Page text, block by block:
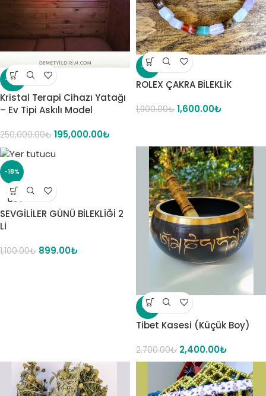
-22%
Kristal Terapi Cihazı Yatağı
– Ev Tipi Askılı Model
250,000.00₺ 195,000.00₺
-16%
ROLEX ÇAKRA BİLEKLİK
1,900.00₺ 1,600.00₺
-18%
SOLD
OUT
SEVGİLİLER GÜNÜ BİLEKLİĞİ 2
Lİ
1,100.00₺ 899.00₺
-11%
Tibet Kasesi (Küçük Boy)
2,700.00₺ 2,400.00₺